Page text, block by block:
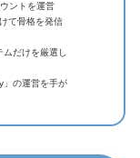
ントを運営
て骨格を発信
だけを厳選し
」の運営を手が